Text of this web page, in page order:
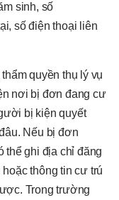
sinh, số
số điện thoại liên
quyền thụ lý vụ
nơi bị đơn đang cư
bị kiện quyết
Nếu bị đơn
thể ghi địa chỉ đăng
thông tin cư trú
Trong trường